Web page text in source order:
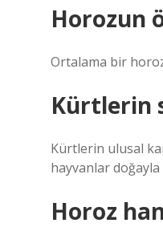
Horozun
Ortalama bir
Kürtlerin
Kürtlerin ulusal
hayvanlar
Horoz